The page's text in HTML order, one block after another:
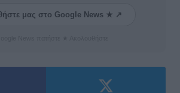
μας στο Google News ★ ↗